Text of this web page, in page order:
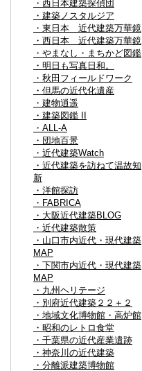
・西日本建築探偵団
・建築ノスタルジア
・東日本 近代建築万華鏡
・西日本 近代建築万華鏡
・やまなし・まちかど図鑑
・明日も写真日和。
・秋田フィールドワーク
・但馬の近代化遺産
・建物逍遥
・建築図鑑 II
・ALL-A
・団地百景
・近代建築Watch
・近代建築を訪ねて温故知
新
・洋館探訪
・FABRICA
・大阪近代建築BLOG
・近代建築散策
・山口市内近代・現代建築
MAP
・下関市内近代・現代建築
MAP
・九州ヘリテージ
・別府近代建築２２＋２
・地域文化博物館・高炉館
・昭和のレトロ食堂
・千葉県の近代産業遺跡
・神奈川の近代建築
・分離派建築博物館